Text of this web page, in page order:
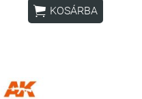
 KOSÁRBA